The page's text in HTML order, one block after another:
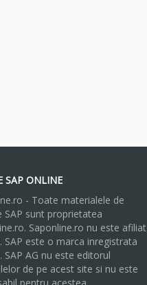
SAP ONLINE
- Toate materialele de
SAP sunt proprietatea
Saponline.ro nu este afiliat
SAP este o marca inregistrata
SAP AG nu este editorul
de pe acest site si nu este